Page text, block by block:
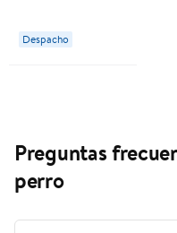
Buddy Pet Pro
Despacho
Preguntas
perro